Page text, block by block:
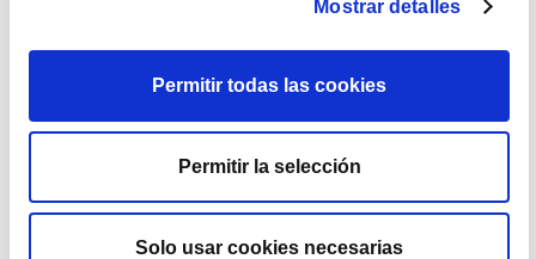
Mostrar detalles
Permitir todas las cookies
Permitir la selección
Solo usar cookies necesarias
petróleo y minería. Si se tiene acceso a un yacimiento
cuyas cualidades naturales permiten extraer la
materia a un coste medio muy por debajo que la
competencia, estamos ante una barrera importante.
Por ejemplo, el petróleo de Arabia Saudí, que se puede
extraer a un coste total de 10–15 dólares el barril, es
una ventaja irreplicable.